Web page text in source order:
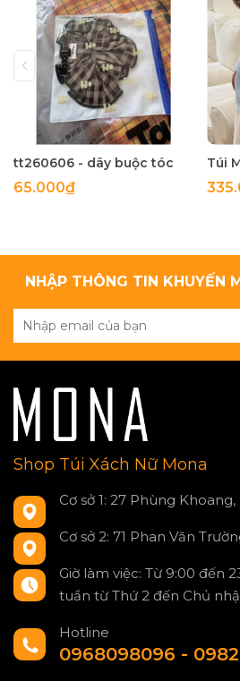
tt260606 - dây buộc tóc
65.000₫
NHẬP THÔNG TIN KHUYẾN
Shop Túi Xách Nữ Mona
Cơ sở 1: 27 Phùng
Cơ sở 2: 71 Phan Văn
Giờ làm việc: Từ 9:00 đến
tuần từ Thứ 2 đến Chủ
Hotline
0968098096 -